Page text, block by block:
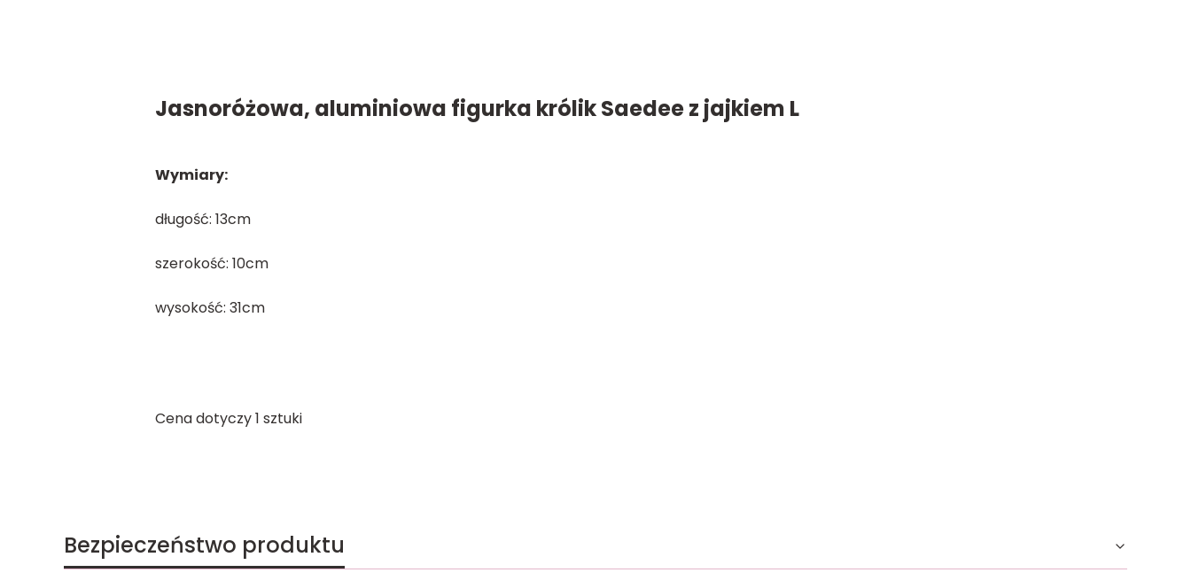
Jasnoróżowa, aluminiowa figurka królik Saedee z jajkiem L
Wymiary:
długość: 13cm
szerokość: 10cm
wysokość: 31cm
Cena dotyczy 1 sztuki
Bezpieczeństwo produktu